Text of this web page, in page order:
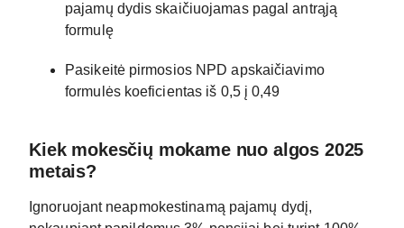
pajamų dydis skaičiuojamas pagal antrąją
formulę
Pasikeitė pirmosios NPD apskaičiavimo
formulės koeficientas iš 0,5 į 0,49
Kiek mokesčių mokame nuo algos 2025
metais?
Ignoruojant neapmokestinamą pajamų dydį,